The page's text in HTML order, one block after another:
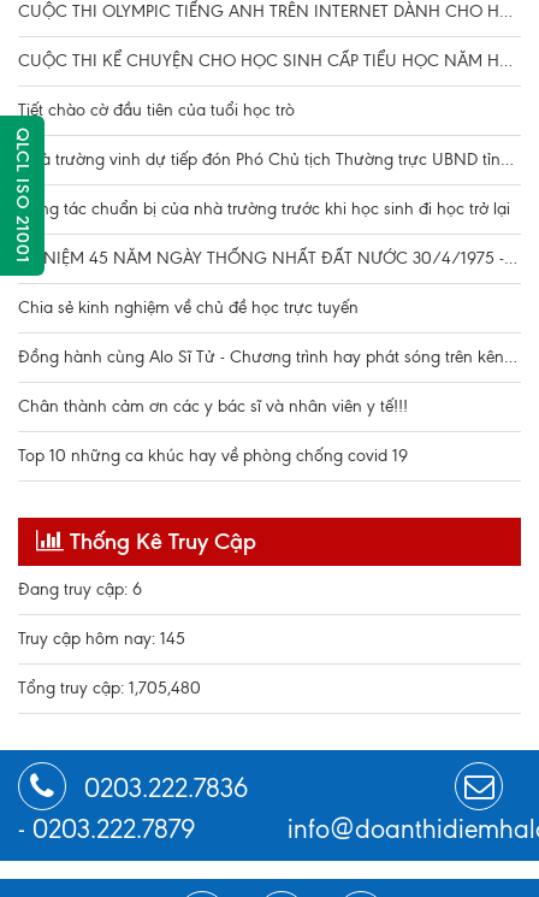
CUỘC THI OLYMPIC TIẾNG ANH TRÊN INTERNET DÀNH CHO HỌC SINH PHỔ THÔNG NĂM HỌC 2021-2022
CUỘC THI KỂ CHUYỆN CHO HỌC SINH CẤP TIỂU HỌC NĂM HỌC 2021-2022
Tiết chào cờ đầu tiên của tuổi học trò
Nhà trường vinh dự tiếp đón Phó Chủ tịch Thường trực UBND tỉnh Đặng Huy Hậu kiểm tra công tác chuẩn bị cho học sinh đi học trở lại
Công tác chuẩn bị của nhà trường trước khi học sinh đi học trở lại
KỶ NIỆM 45 NĂM NGÀY THỐNG NHẤT ĐẤT NƯỚC 30/4/1975 - 30/4/2020
Chia sẻ kinh nghiệm về chủ đề học trực tuyến
Đồng hành cùng Alo Sĩ Tử - Chương trình hay phát sóng trên kênh truyền hình VTV7
Chân thành cảm ơn các y bác sĩ và nhân viên y tế!!!
Top 10 những ca khúc hay về phòng chống covid 19
Thống Kê Truy Cập
Đang truy cập: 6
Truy cập hôm nay: 145
Tổng truy cập: 1,705,480
0203.222.7836
- 0203.222.7879
QLCL ISO 21001